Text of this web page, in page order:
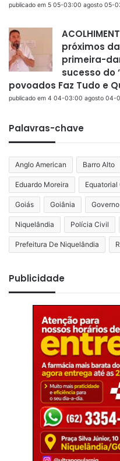
publicado em 5 05-03:00 agosto 05-
próximos
primeira-
sucesso do
povoados Faz Tudo e
publicado em 4 04-03:00 agosto 04-
Palavras-chave
Anglo American Barro Alto
Eduardo Moreira Equatorial
Goiás Goiânia
Niquelândia Polícia Civil
Prefeitura De Niquelândia
Publicidade